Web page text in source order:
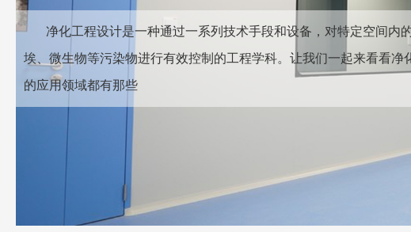
净化工程‌设计是一种通过一系列技术手段和设备，对特定空间内
埃、微生物等污染物进行有效控制的工程学科。让我们一起来看看净
的应用领域都有那些